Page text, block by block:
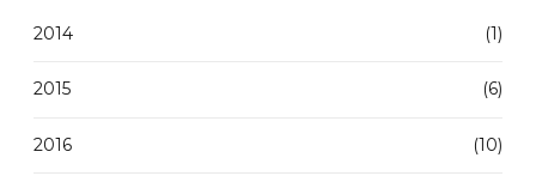
2014 (1)
2015 (6)
2016 (10)